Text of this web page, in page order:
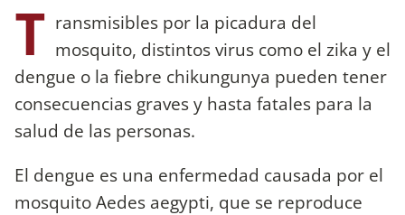
T ransmisibles por la picadura del
mosquito, distintos virus como el zika y el
dengue o la fiebre chikungunya pueden tener
consecuencias graves y hasta fatales para la
salud de las personas.
El dengue es una enfermedad causada por el
mosquito Aedes aegypti, que se reproduce